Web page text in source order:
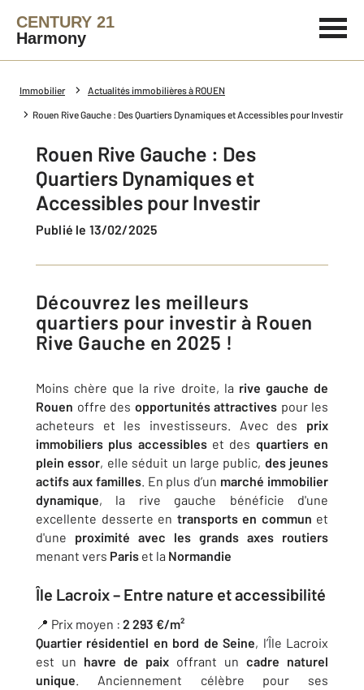
CENTURY 21
Harmony
Immobilier Actualités immobilières à ROUEN
Rouen Rive Gauche : Des Quartiers Dynamiques et Accessibles pour Investir
Rouen Rive Gauche : Des
Quartiers Dynamiques et
Accessibles pour Investir
Publié le 13/02/2025
Découvrez les meilleurs
quartiers pour investir à Rouen
Rive Gauche en 2025 !
Moins chère que la rive droite, la rive gauche de
Rouen offre des opportunités attractives pour les
acheteurs et les investisseurs. Avec des prix
immobiliers plus accessibleset des quartiers en
plein essor, elle séduit un large public, des jeunes
actifs aux familles. En plus d’un marché immobilier
dynamique, la rive gauche bénéficie d'une
excellente desserte en transports en commun et
d'une proximité avec les grands axes routiers
menant vers Paris et la Normandie
Île Lacroix – Entre nature et accessibilité
📍 Prix moyen : 2 293 €/m²
Quartier résidentiel en bord de Seine, l’Île Lacroix
est un havre de paix offrant un cadre naturel
unique. Anciennement célèbre pour ses